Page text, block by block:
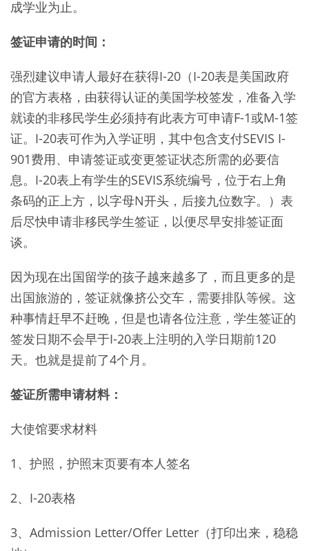
成学业为止。
签证申请的时间：
强烈建议申请人最好在获得I-20（I-20表是美国政府
的官方表格，由获得认证的美国学校签发，准备入学
就读的非移民学生必须持有此表方可申请F-1或M-1签
证。I-20表可作为入学证明，其中包含支付SEVIS I-
901费用、申请签证或变更签证状态所需的必要信
息。I-20表上有学生的SEVIS系统编号，位于右上角
条码的正上方，以字母N开头，后接九位数字。）表
后尽快申请非移民学生签证，以便尽早安排签证面
谈。
因为现在出国留学的孩子越来越多了，而且更多的是
出国旅游的，签证就像挤公交车，需要排队等候。这
种事情赶早不赶晚，但是也请各位注意，学生签证的
签发日期不会早于I-20表上注明的入学日期前120
天。也就是提前了4个月。
签证所需申请材料：
大使馆要求材料
1、护照，护照末页要有本人签名
2、I-20表格
3、Admission Letter/Offer Letter（打印出来，稳稳